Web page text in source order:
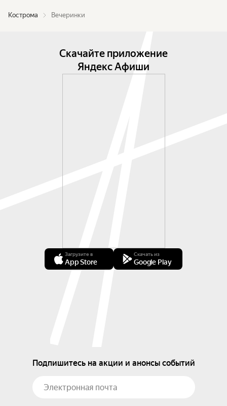
Кострома Вечеринки
Скачайте приложение
Яндекс Афиши
Загрузите в
App Store
Скачать из
Google Play
Подпишитесь на акции и анонсы событий